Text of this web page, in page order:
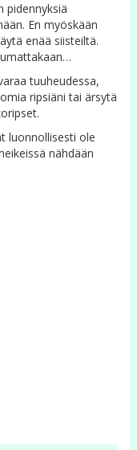
pidennyksiä
En myöskään
enää siisteiltä.
tuuheudessa,
ripsiäni tai ärsytä
luonnollisesti ole
nähdään